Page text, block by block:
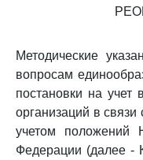
Методические
вопросам
постановки на учет
организаций в
учетом положений
Федерации (далее -